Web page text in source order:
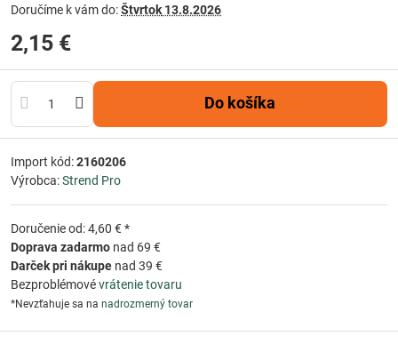
Doručíme k vám do:Štvrtok 13.8.2026
2,15 €
Do košíka
Import kód:2160206
Výrobca:Strend Pro
Doručenie od: 4,60 € *
Doprava zadarmo nad 69 €
Darček pri nákupe nad 39 €
Bezproblémovévrátenie tovaru
*Nevzťahuje sa na nadrozmerný tovar